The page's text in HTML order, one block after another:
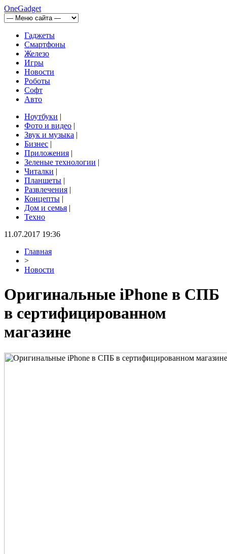
OneGadget
Гаджеты
Смартфоны
Железо
Игры
Новости
Роботы
Софт
Авто
Ноутбуки |
Фото и видео |
Звук и музыка |
Бизнес |
Приложения |
Зеленые технологии |
Читалки |
Планшеты |
Развлечения |
Концепты |
Дом и семья |
Техно
11.07.2017 19:36
Главная
>
Новости
Оригинальные iPhone в СПБ
в сертифицированном
магазине